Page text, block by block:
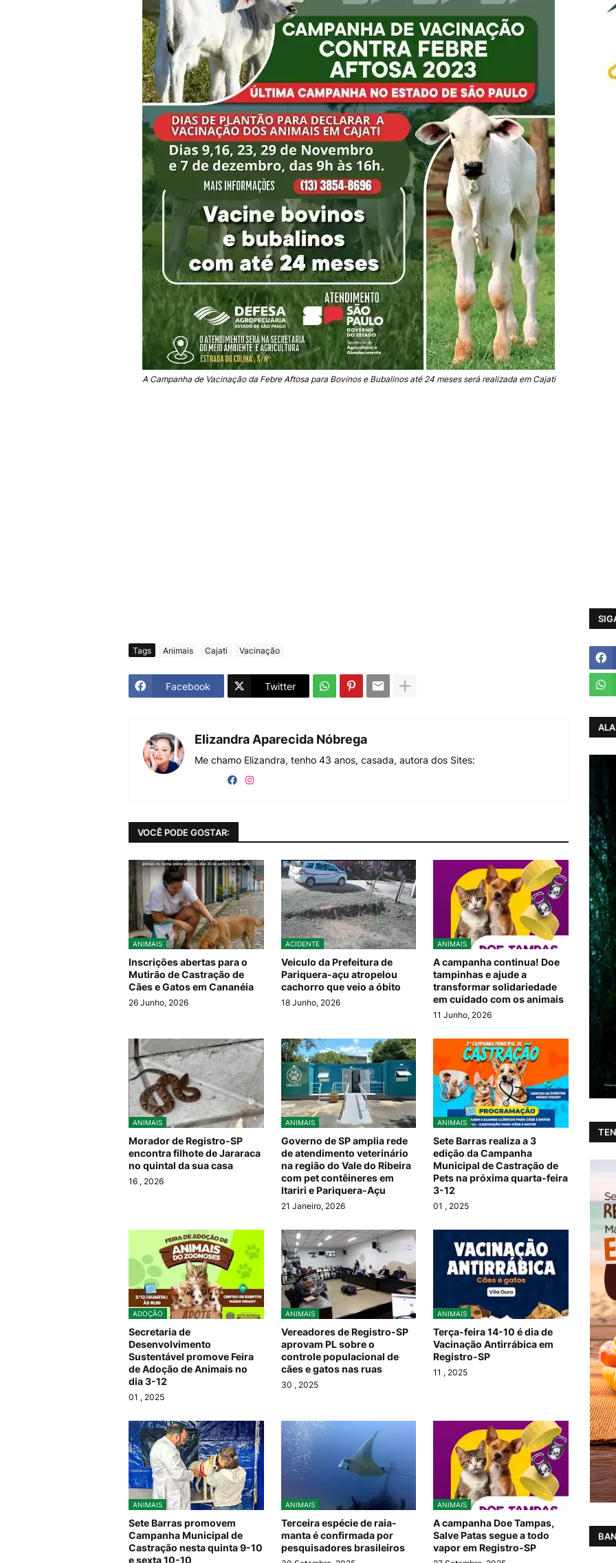
A Campanha de Vacinação da Febre Aftosa para Bovinos e Bubalinos até 24 meses será realizada em Cajati
Tags Animais Cajati Vacinação
Facebook Twitter
Elizandra Aparecida Nóbrega
Me chamo Elizandra, tenho 43 anos, casada, autora dos Sites:
VOCÊ PODE GOSTAR:
ANIMAIS
Inscrições abertas para o
Mutirão de Castração de
Cães e Gatos em Cananéia
26 Junho, 2026
ACIDENTE
Veiculo da Prefeitura de
Pariquera-açu atropelou
cachorro que veio a óbito
18 Junho, 2026
ANIMAIS
A campanha continua! Doe
tampinhas e ajude a
transformar solidariedade
em cuidado com os animais
11 Junho, 2026
ANIMAIS
Morador de Registro-SP
encontra filhote de Jararaca
no quintal da sua casa
16 , 2026
ANIMAIS
Governo de SP amplia rede
de atendimento veterinário
na região do Vale do Ribeira
com pet contêineres em
Itariri e Pariquera-Açu
21 Janeiro, 2026
ANIMAIS
Sete Barras realiza a 3
edição da Campanha
Municipal de Castração de
Pets na próxima quarta-feira
3-12
01 , 2025
ADOÇÃO
Secretaria de
Desenvolvimento
Sustentável promove Feira
de Adoção de Animais no
dia 3-12
01 , 2025
ANIMAIS
Vereadores de Registro-SP
aprovam PL sobre o
controle populacional de
cães e gatos nas ruas
30 , 2025
ANIMAIS
Terça-feira 14-10 é dia de
Vacinação Antirrábica em
Registro-SP
11 , 2025
ANIMAIS
Sete Barras promovem
Campanha Municipal de
Castração nesta quinta 9-10
e sexta 10-10
ANIMAIS
Terceira espécie de raia-
manta é confirmada por
pesquisadores brasileiros
ANIMAIS
A campanha Doe Tampas,
Salve Patas segue a todo
vapor em Registro-SP